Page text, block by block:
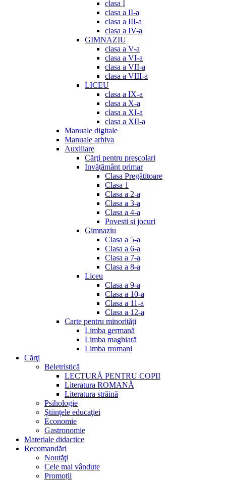
clasa I
clasa a II-a
clasa a III-a
clasa a IV-a
GIMNAZIU
clasa a V-a
clasa a VI-a
clasa a VII-a
clasa a VIII-a
LICEU
clasa a IX-a
clasa a X-a
clasa a XI-a
clasa a XII-a
Manuale digitale
Manuale arhiva
Auxiliare
Cărţi pentru preşcolari
Invățământ primar
Clasa Pregătitoare
Clasa 1
Clasa a 2-a
Clasa a 3-a
Clasa a 4-a
Povesti si jocuri
Gimnaziu
Clasa a 5-a
Clasa a 6-a
Clasa a 7-a
Clasa a 8-a
Liceu
Clasa a 9-a
Clasa a 10-a
Clasa a 11-a
Clasa a 12-a
Carte pentru minorităţi
Limba germană
Limba maghiară
Limba rromani
Cărţi
Beletristică
LECTURĂ PENTRU COPII
Literatura ROMANĂ
Literatura străină
Psihologie
Ştiinţele educaţiei
Economie
Gastronomie
Materiale didactice
Recomandări
Noutăţi
Cele mai vândute
Promoții